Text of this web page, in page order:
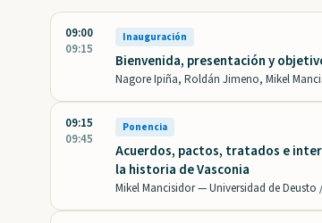
09:00
09:15
Inauguración
Bienvenida, presentación y
Nagore Ipiña, Roldán Jimeno, Mikel
09:15
09:45
Ponencia
Acuerdos, pactos, tratados e
la historia de Vasconia
Mikel Mancisidor —Universidad de